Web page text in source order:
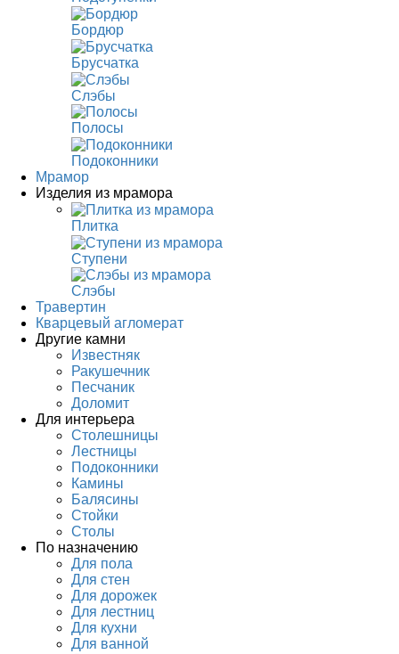
Бордюр
Брусчатка
Слэбы
Полосы
Подоконники
Мрамор
Изделия из мрамора
Плитка
Ступени
Слэбы
Травертин
Кварцевый агломерат
Другие камни
Известняк
Ракушечник
Песчаник
Доломит
Для интерьера
Столешницы
Лестницы
Подоконники
Камины
Балясины
Стойки
Столы
По назначению
Для пола
Для стен
Для дорожек
Для лестниц
Для кухни
Для ванной